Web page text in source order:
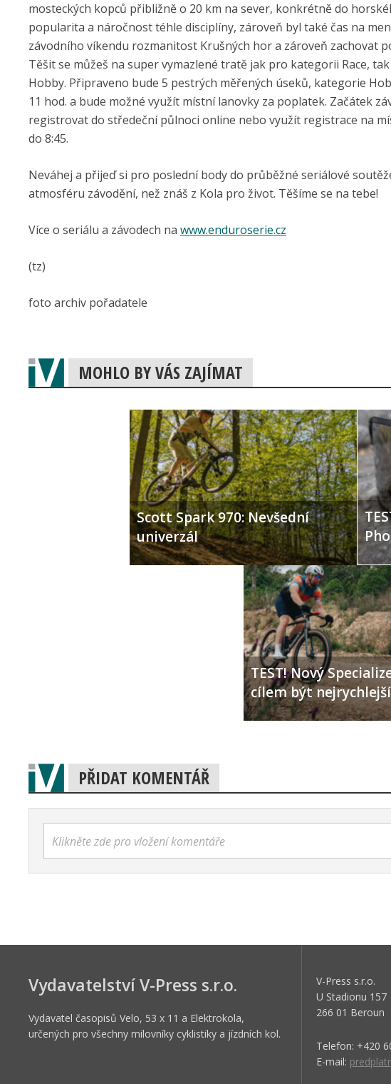
mosteckých kopců přibližně o 20 km na sever, konkrétně do
popularita a náročnost téhle disciplíny, zároveň byl také čas na
závodního víkendu rozmanitost Krušných hor a zároveň
Těšit se můžeš na super vymazlené tratě jak pro kategorii Race,
Hobby. Připraveno bude 5 pestrých měřených úseků, kategorie
11 hod. a bude možné využít místní lanovky za poplatek. Začátek
registrovat do středeční půlnoci online nebo využít registrace na
do 8:45.
Neváhej a přijeď si pro poslední body do průběžné seriálové
atmosféru závodění, než znáš z Kola pro život. Těšíme se na tebe!
Více o seriálu a závodech na www.enduroserie.cz
(tz)
foto archiv pořadatele
MOHLO BY VÁS ZAJÍMAT
Scott Spark 970: Nevšední
univerzál
TEST! Nový
cílem být nejrychlejší
PŘIDAT KOMENTÁŘ
Klikněte zde pro vložení komentáře
Vydavatelství V-Press s.r.o.
Vydavatel časopisů Velo, 53 x 11 a Elektrokola,
určených pro všechny milovníky cyklistiky a jízdních kol.
V-Press s.r.o.
U Stadionu 157
266 01 Beroun
Telefon: +420
E-mail: